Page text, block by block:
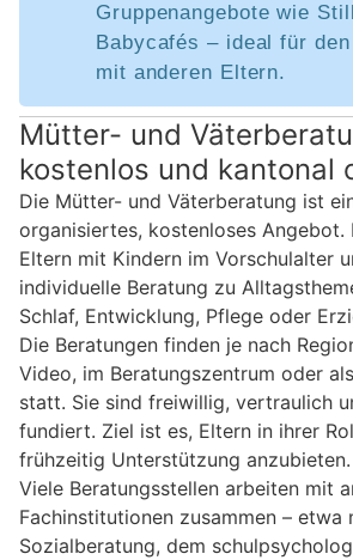
Gruppenangebote wie
Babycafés – ideal für
mit anderen Eltern.
Mütter- und
kostenlos und kantonal
Die Mütter- und Väterberatung ist
organisiertes, kostenloses Angebot.
Eltern mit Kindern im Vorschulalter
individuelle Beratung zu
Schlaf, Entwicklung, Pflege oder
Die Beratungen finden je nach
Video, im Beratungszentrum oder
statt. Sie sind freiwillig, vertraulich
fundiert. Ziel ist es, Eltern in ihrer
frühzeitig Unterstützung anzubieten.
Viele Beratungsstellen arbeiten mit
Fachinstitutionen zusammen – etwa
Sozialberatung, dem